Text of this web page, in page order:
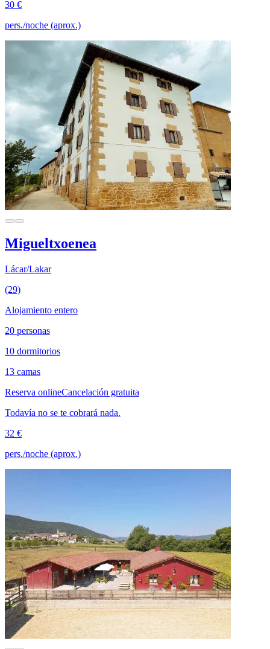
30 €
pers./noche (aprox.)
Migueltxoenea
Lácar/Lakar
(29)
Alojamiento entero
20 personas
10 dormitorios
13 camas
Reserva onlineCancelación gratuita
Todavía no se te cobrará nada.
32 €
pers./noche (aprox.)